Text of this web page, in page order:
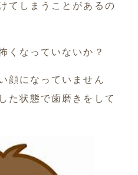
てしまうことがあるの
くなっていないか？
顔になっていません
た状態で歯磨きをして